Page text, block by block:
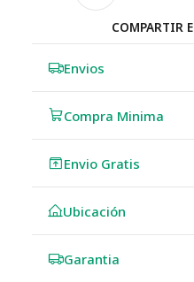
COMPARTIR
Envios
Compra Minima
Envio Gratis
Ubicación
Garantia